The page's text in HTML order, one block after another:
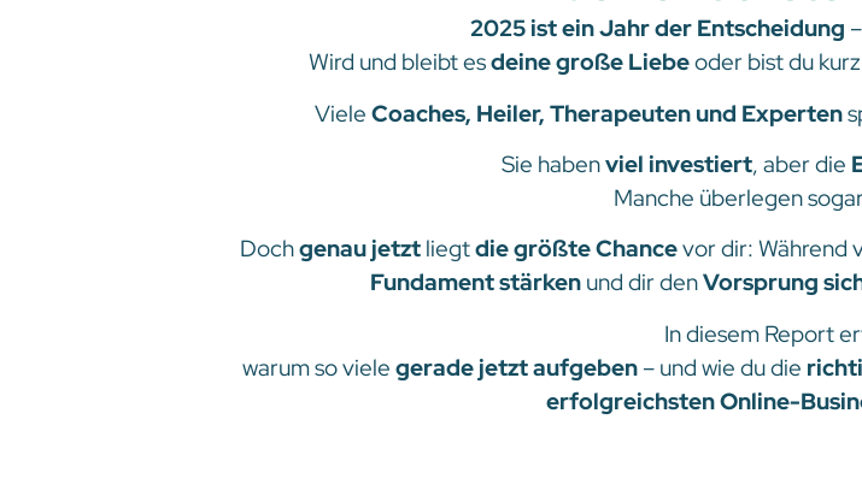
2025 ist ein Jahr der Entscheidung
Wird und bleibt esdeine große Liebeoder bist du
VieleCoaches, Heiler, Therapeuten und Experten
Sie habenviel investiert, aber die
Manche überlegen
Dochgenau jetztliegtdie größte Chancevor dir: Während
Fundament stärkenund dir denVorsprung
In diesem Report
warum so vielegerade jetzt aufgeben– und wie du die
erfolgreichsten Online-